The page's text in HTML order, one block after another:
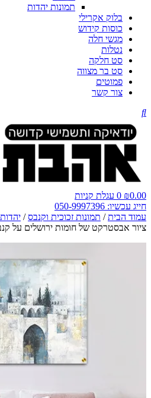
תמונות יהדות
בלוק אקרילי
כוסות קידוש
מגשי חלה
נטלות
סט חלקה
סט בר מצווה
פמוטים
צור קשר
₪0.00
0 עגלת קניות
חייג עכשיו: 050-9997396
עמוד הבית/ תמונות זכוכית וקנבס/
ציור אבסטרקט של חומות ירושלים על